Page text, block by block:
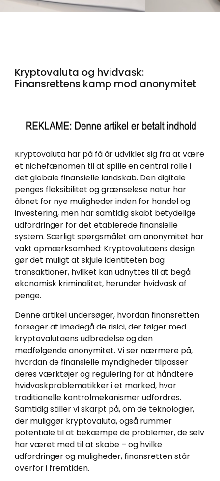
Samtlige Guides på fdbr.dk
Kryptovaluta og hvidvask:
Finansrettens kamp mod anonymitet
Kryptovaluta har på få år udviklet sig fra at være
et nichefænomen til at spille en central rolle i
det globale finansielle landskab. Den digitale
penges fleksibilitet og grænseløse natur har
åbnet for nye muligheder inden for handel og
investering, men har samtidig skabt betydelige
udfordringer for det etablerede finansielle
system. Særligt spørgsmålet om anonymitet har
vakt opmærksomhed: Kryptovalutaens design
gør det muligt at skjule identiteten bag
transaktioner, hvilket kan udnyttes til at begå
økonomisk kriminalitet, herunder hvidvask af
penge.
Denne artikel undersøger, hvordan finansretten
forsøger at imødegå de risici, der følger med
kryptovalutaens udbredelse og den
medfølgende anonymitet. Vi ser nærmere på,
hvordan de finansielle myndigheder tilpasser
deres værktøjer og regulering for at håndtere
hvidvaskproblematikker i et marked, hvor
traditionelle kontrolmekanismer udfordres.
Samtidig stiller vi skarpt på, om de teknologier,
der muliggør kryptovaluta, også rummer
potentiale til at bekæmpe de problemer, de selv
har været med til at skabe – og hvilke
udfordringer og muligheder, finansretten står
overfor i fremtiden.